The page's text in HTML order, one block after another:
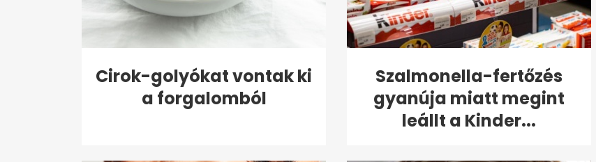
Cirok-golyókat vontak ki
a forgalomból
Szalmonella-fertőzés
gyanúja miatt megint
leállt a Kinder...